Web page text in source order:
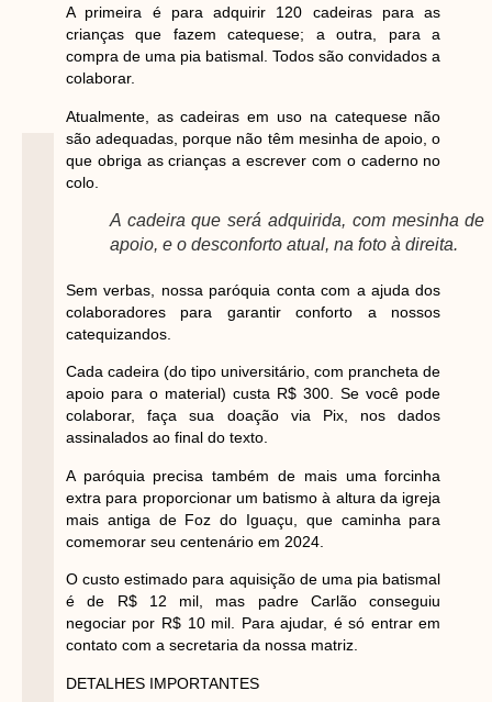
A primeira é para adquirir 120 cadeiras para as
crianças que fazem catequese; a outra, para a
compra de uma pia batismal. Todos são convidados a
colaborar.
Atualmente, as cadeiras em uso na catequese não
são adequadas, porque não têm mesinha de apoio, o
que obriga as crianças a escrever com o caderno no
colo.
A cadeira que será adquirida, com mesinha de
apoio, e o desconforto atual, na foto à direita.
Sem verbas, nossa paróquia conta com a ajuda dos
colaboradores para garantir conforto a nossos
catequizandos.
Cada cadeira (do tipo universitário, com prancheta de
apoio para o material) custa R$ 300. Se você pode
colaborar, faça sua doação via Pix, nos dados
assinalados ao final do texto.
A paróquia precisa também de mais uma forcinha
extra para proporcionar um batismo à altura da igreja
mais antiga de Foz do Iguaçu, que caminha para
comemorar seu centenário em 2024.
O custo estimado para aquisição de uma pia batismal
é de R$ 12 mil, mas padre Carlão conseguiu
negociar por R$ 10 mil. Para ajudar, é só entrar em
contato com a secretaria da nossa matriz.
DETALHES IMPORTANTES